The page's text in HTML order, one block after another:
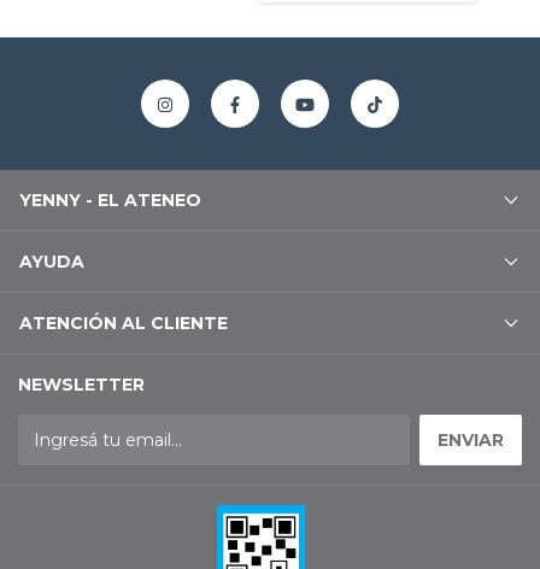
YENNY - EL ATENEO
AYUDA
ATENCIÓN AL CLIENTE
NEWSLETTER